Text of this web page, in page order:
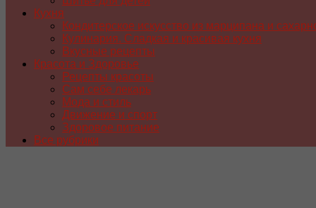
Кухня
Кондитерское искусство из марципана и
Кулинария. Сладкая и красивая кухня
Вкусные рецепты
Красота и Здоровье
Рецепты красоты
Сам себе лекарь
Мода и стиль
Движение и спорт
Здоровое питание
Все рубрики